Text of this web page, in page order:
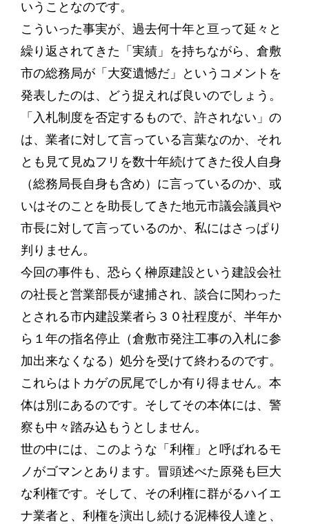
いうことなのです。
こういった事実が、過去何十年と亘って延々と
繰り返されてきた「実績」を持ちながら、倉敷
市の総務局が「大変遺憾だ」というコメントを
発表したのは、どう捉えれば良いのでしょう。
「入札制度を否定するもので、許されない」の
は、業者に対して言っている言葉なのか、それ
とも見て見ぬフリを数十年続けてきた役人自身
（総務局長自身も含め）に言っているのか、或
いはそのことを助長してきた地元市議会議員や
市長に対して言っているのか、私にはさっぱり
判りません。
今回の事件も、恐らく榊原建設という建設会社
の社長と営業部長が逮捕され、談合に関わった
とされる市内建設業者ら３０社程度が、半年か
ら１年の指名停止（倉敷市発注工事の入札に参
加出来なくなる）処分を受けて終わるのです。
これらはトカゲの尻尾でしか有り得ません。本
体は別にあるのです。そしてその本体には、警
察も中々踏み込もうとしません。
世の中には、このような「利権」と呼ばれるモ
ノがゴマンとあります。冒頭述べた原発も巨大
な利権です。そして、その利権に群がるハイエ
ナ業者と、利権を演出し続ける泥棒役人達と、